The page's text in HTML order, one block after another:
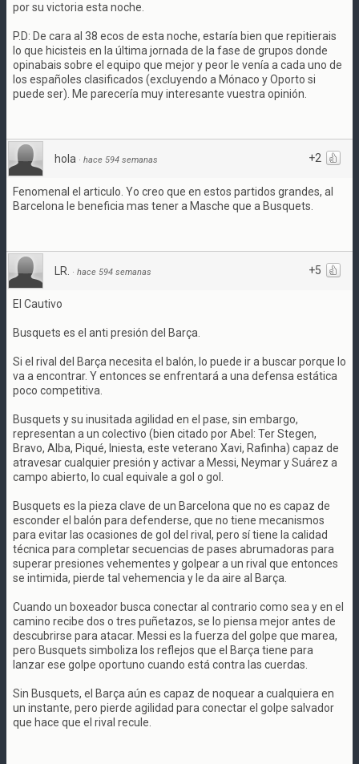
por su victoria esta noche.
P.D: De cara al 38 ecos de esta noche, estaría bien que repitierais
lo que hicisteis en la última jornada de la fase de grupos donde
opinabais sobre el equipo que mejor y peor le venía a cada uno de
los españoles clasificados (excluyendo a Mónaco y Oporto si
puede ser). Me parecería muy interesante vuestra opinión.
+2
hola · hace 594 semanas
Fenomenal el articulo. Yo creo que en estos partidos grandes, al
Barcelona le beneficia mas tener a Masche que a Busquets.
+5
LR. · hace 594 semanas
El Cautivo
Busquets es el anti presión del Barça.
Si el rival del Barça necesita el balón, lo puede ir a buscar porque lo
va a encontrar. Y entonces se enfrentará a una defensa estática
poco competitiva.
Busquets y su inusitada agilidad en el pase, sin embargo,
representan a un colectivo (bien citado por Abel: Ter Stegen,
Bravo, Alba, Piqué, Iniesta, este veterano Xavi, Rafinha) capaz de
atravesar cualquier presión y activar a Messi, Neymar y Suárez a
campo abierto, lo cual equivale a gol o gol.
Busquets es la pieza clave de un Barcelona que no es capaz de
esconder el balón para defenderse, que no tiene mecanismos
para evitar las ocasiones de gol del rival, pero sí tiene la calidad
técnica para completar secuencias de pases abrumadoras para
superar presiones vehementes y golpear a un rival que entonces
se intimida, pierde tal vehemencia y le da aire al Barça.
Cuando un boxeador busca conectar al contrario como sea y en el
camino recibe dos o tres puñetazos, se lo piensa mejor antes de
descubrirse para atacar. Messi es la fuerza del golpe que marea,
pero Busquets simboliza los reflejos que el Barça tiene para
lanzar ese golpe oportuno cuando está contra las cuerdas.
Sin Busquets, el Barça aún es capaz de noquear a cualquiera en
un instante, pero pierde agilidad para conectar el golpe salvador
que hace que el rival recule.